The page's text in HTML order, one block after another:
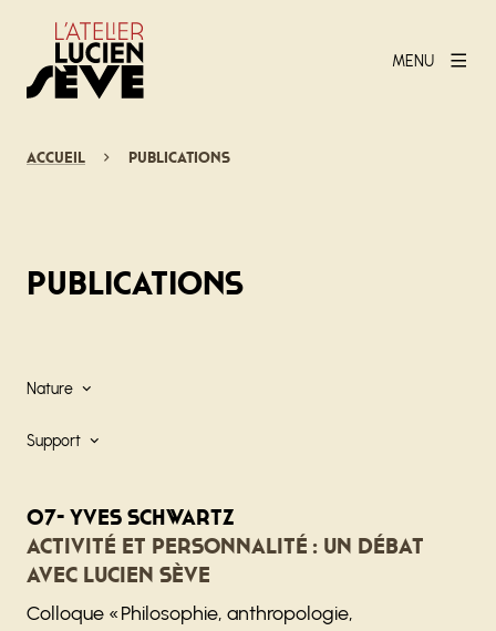
MENU
Accueil Publications
Publications
Nature
Support
07- Yves Schwartz
Activité et personnalité : un débat
avec Lucien Sève
Colloque « Philosophie, anthropologie,